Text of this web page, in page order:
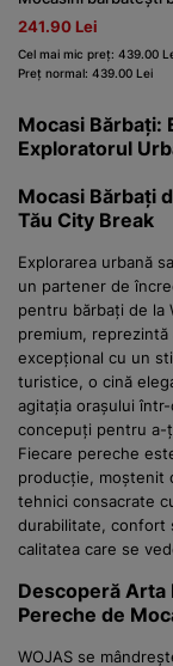
241.90 Lei
Cel mai mic preț: 439.00
Preț normal: 439.00 Lei
Mocasi Bărbați:
Exploratorul
Mocasi Bărbați
Tău City Break
Explorarea urbană
un partener de
pentru bărbați de la
premium,
excepțional cu un
turistice, o cină
agitația orașului
concepuți pentru a-
Fiecare pereche
producție, moștenit
tehnici consacrate
durabilitate, confort
calitatea care se
Descoperă Arta
Pereche de
WOJAS se